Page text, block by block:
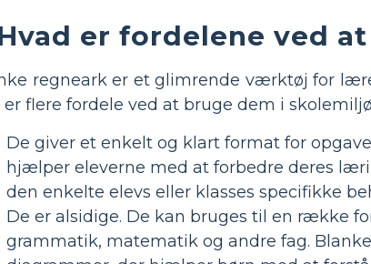
er fordelene ved
regneark er et glimrende værktøj for
er flere fordele ved at bruge dem i
De giver et enkelt og klart format for
hjælper eleverne med at forbedre deres
den enkelte elevs eller klasses specifikke
De er alsidige. De kan bruges til en række
grammatik, matematik og andre fag.